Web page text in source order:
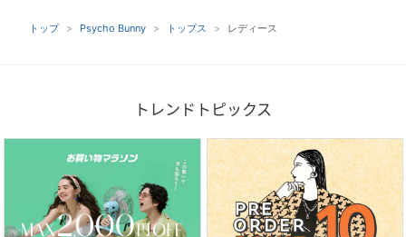
トップ Psycho Bunny トップス レディース
トレンドトピックス